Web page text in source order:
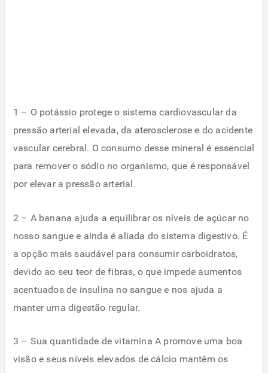
1 – O potássio protege o sistema cardiovascular da
pressão arterial elevada, da aterosclerose e do acidente
vascular cerebral. O consumo desse mineral é essencial
para remover o sódio no organismo, que é responsável
por elevar a pressão arterial.
2 – A banana ajuda a equilibrar os níveis de açúcar no
nosso sangue e ainda é aliada do sistema digestivo. É
a opção mais saudável para consumir carboidratos,
devido ao seu teor de fibras, o que impede aumentos
acentuados de insulina no sangue e nos ajuda a
manter uma digestão regular.
3 – Sua quantidade de vitamina A promove uma boa
visão e seus níveis elevados de cálcio mantêm os